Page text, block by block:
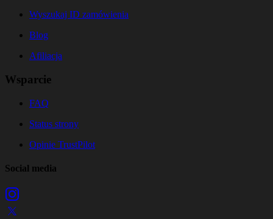
Wyszukaj ID zamówienia
Blog
Afiliacja
Wsparcie
FAQ
Status strony
Opinie TrustPilot
Social media